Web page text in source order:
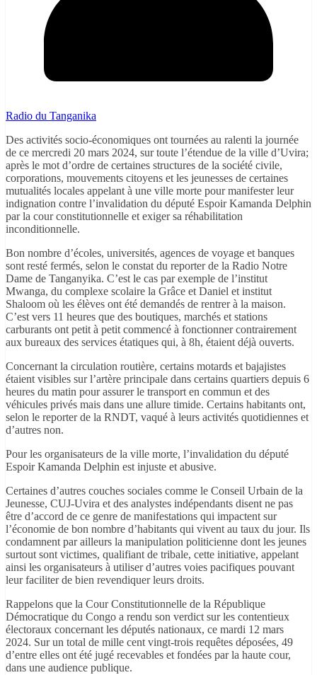
Radio du Tanganika
Des activités socio-économiques ont tournées au ralenti la journée
de ce mercredi 20 mars 2024, sur toute l’étendue de la ville d’Uvira;
après le mot d’ordre de certaines structures de la société civile,
corporations, mouvements citoyens et les jeunesses de certaines
mutualités locales appelant à une ville morte pour manifester leur
indignation contre l’invalidation du député Espoir Kamanda Delphin
par la cour constitutionnelle et exiger sa réhabilitation
inconditionnelle.
Bon nombre d’écoles, universités, agences de voyage et banques
sont resté fermés, selon le constat du reporter de la Radio Notre
Dame de Tanganyika. C’est le cas par exemple de l’institut
Mwanga, du complexe scolaire la Grâce et Daniel et institut
Shaloom où les élèves ont été demandés de rentrer à la maison.
C’est vers 11 heures que des boutiques, marchés et stations
carburants ont petit à petit commencé à fonctionner contrairement
aux bureaux des services étatiques qui, à 8h, étaient déjà ouverts.
Concernant la circulation routière, certains motards et bajajistes
étaient visibles sur l’artère principale dans certains quartiers depuis 6
heures du matin pour assurer le transport en commun et des
véhicules privés mais dans une allure timide. Certains habitants ont,
selon le reporter de la RNDT, vaqué à leurs activités quotidiennes et
d’autres non.
Pour les organisateurs de la ville morte, l’invalidation du député
Espoir Kamanda Delphin est injuste et abusive.
Certaines d’autres couches sociales comme le Conseil Urbain de la
Jeunesse, CUJ-Uvira et des analystes indépendants disent ne pas
être d’accord de ce genre de manifestations qui impactent sur
l’économie de bon nombre d’habitants qui vivent au taux du jour. Ils
condamnent par ailleurs la manipulation politicienne dont les jeunes
surtout sont victimes, qualifiant de tribale, cette initiative, appelant
ainsi les organisateurs à utiliser d’autres voies pacifiques pouvant
leur faciliter de bien revendiquer leurs droits.
Rappelons que la Cour Constitutionnelle de la République
Démocratique du Congo a rendu son verdict sur les contentieux
électoraux concernant les députés nationaux, ce mardi 12 mars
2024. Sur un total de mille cent vingt-trois requêtes déposées, 49
d’entre elles ont été jugé recevables et fondées par la haute cour,
dans une audience publique.